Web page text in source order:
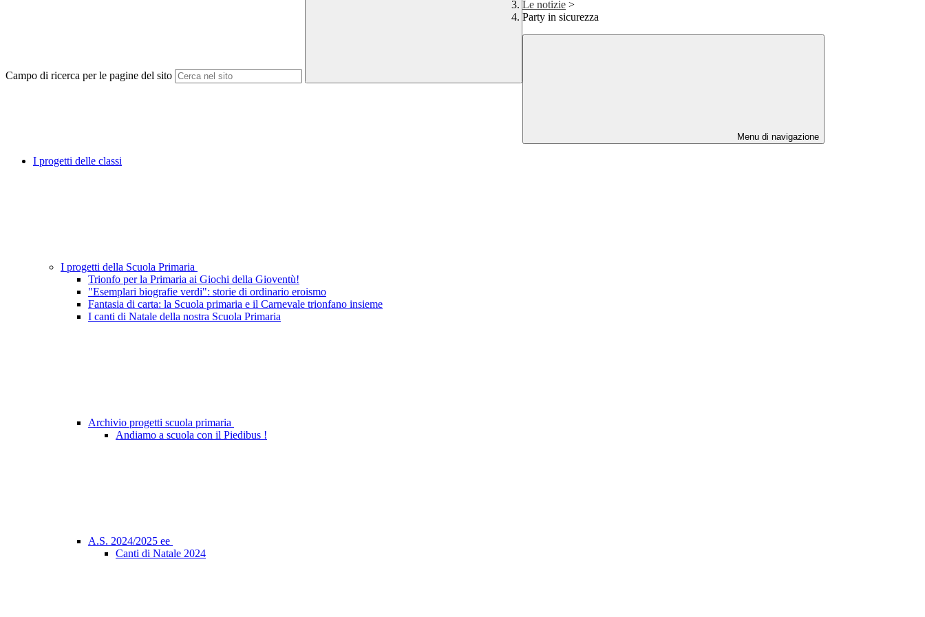
Campo di ricerca per le pagine del sito
Le notizie >
Party in sicurezza
Menu di navigazione
I progetti delle classi
I progetti della Scuola Primaria
Trionfo per la Primaria ai Giochi della Gioventù!
"Esemplari biografie verdi": storie di ordinario eroismo
Fantasia di carta: la Scuola primaria e il Carnevale trionfano insieme
I canti di Natale della nostra Scuola Primaria
Archivio progetti scuola primaria
Andiamo a scuola con il Piedibus !
A.S. 2024/2025 ee
Canti di Natale 2024